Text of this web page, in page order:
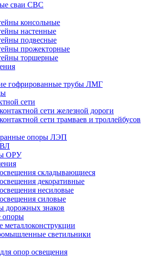
сваи СВС
консольные
настенные
подвесные
прожекторные
торшерные
гофрированные трубы ЛМГ
сети
сети железной дороги
сети трамваев и троллейбусов
опоры ЛЭП
ОРУ
cкладывающиеся
декоративные
несиловые
силовые
дорожных знаков
опоры
металлоконструкции
светильники
опор освещения